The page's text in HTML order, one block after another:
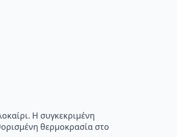
Η συγκεκριμένη
θερμοκρασία στο